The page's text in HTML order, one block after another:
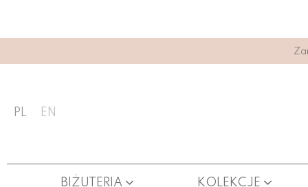
PL EN
BIŻUTERIA KOLEKCJE